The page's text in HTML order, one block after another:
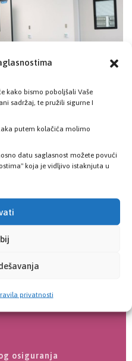
kako bismo poboljšali Vaše
sadržaj, te pružili sigurne I
putem kolačića molimo
datu saglasnost možete povući
koja je vidljivo istaknjuta u
privatnosti
osiguranja